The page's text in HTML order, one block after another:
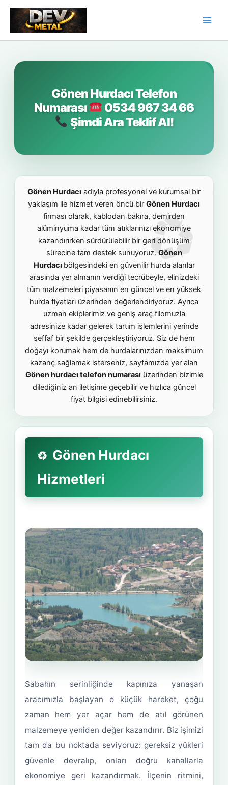
İçeriğe
Gönen Hurdacı Telefon
Numarası
0534 967 34 66
Şimdi Ara Teklif Al!
Gönen Hurdacı adıyla profesyonel ve kurumsal bir
yaklaşım ile hizmet veren öncü bir Gönen Hurdacı
firması olarak, kablodan bakıra, demirden
alüminyuma kadar tüm atıklarınızı ekonomiye
kazandırırken sürdürülebilir bir geri dönüşüm
sürecine tam destek sunuyoruz. Gönen
Hurdacı bölgesindeki en güvenilir hurda alanlar
arasında yer almanın verdiği tecrübeyle, elinizdeki
tüm malzemeleri piyasanın en güncel ve en yüksek
hurda fiyatları üzerinden değerlendiriyoruz. Ayrıca
uzman ekiplerimiz ve geniş araç filomuzla
adresinize kadar gelerek tartım işlemlerini yerinde
şeffaf bir şekilde gerçekleştiriyoruz. Siz de hem
doğayı korumak hem de hurdalarınızdan maksimum
kazanç sağlamak isterseniz, sayfamızda yer alan
Gönen hurdacı telefon numarası üzerinden bizimle
dilediğiniz an iletişime geçebilir ve hızlıca güncel
fiyat bilgisi edinebilirsiniz.
Gönen Hurdacı
Hizmetleri
Sabahın serinliğinde kapınıza yanaşan
aracımızla başlayan o küçük hareket, çoğu
zaman hem yer açar hem de atıl görünen
malzemeye yeniden değer kazandırır. Biz işimizi
tam da bu noktada seviyoruz: gereksiz yükleri
güvenle devralıp, onları doğru kanallarla
ekonomiye geri kazandırmak. İlçenin ritmini,